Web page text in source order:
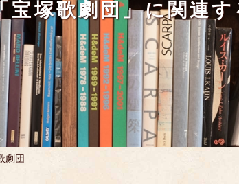
宝塚歌劇団」に関連
劇団